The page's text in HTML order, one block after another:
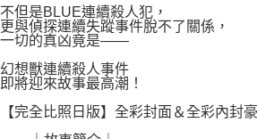
請求用戶進行身份認證。
５．嚴禁一人註冊多個帳號或使用他人資訊註冊
恩沛科技股份有限公司將有權停止該用戶之使用
不但是BLUE連續殺人犯，
更與偵探連續失蹤事件脫不了關係，
一切的真凶竟是——
幻想獸連續殺人事件
即將迎來故事最高潮！
【完全比照日版】全彩封面＆全彩內封